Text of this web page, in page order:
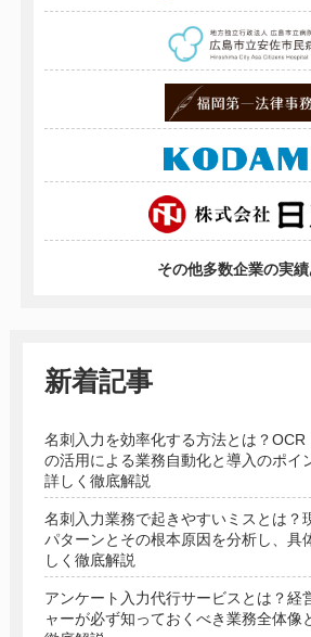
その他多数企業の実績
新着記事
名刺入力を効率化する方法とは？OCR
の活用による業務自動化と導入のポイ
詳しく徹底解説
名刺入力業務で起きやすいミスとは？
パターンとその根本原因を分析し、具
しく徹底解説
アンケート入力代行サービスとは？経
ャーが必ず知っておくべき業務全体像